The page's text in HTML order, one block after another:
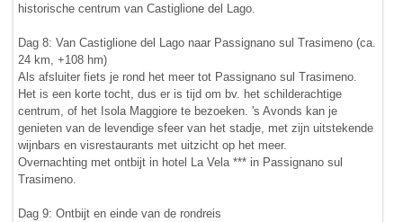
historische centrum van Castiglione del Lago.
Dag 8: Van Castiglione del Lago naar Passignano sul Trasimeno (ca.
24 km, +108 hm)
Als afsluiter fiets je rond het meer tot Passignano sul Trasimeno.
Het is een korte tocht, dus er is tijd om bv. het schilderachtige
centrum, of het Isola Maggiore te bezoeken. 's Avonds kan je
genieten van de levendige sfeer van het stadje, met zijn uitstekende
wijnbars en visrestaurants met uitzicht op het meer.
Overnachting met ontbijt in hotel La Vela *** in Passignano sul
Trasimeno.
Dag 9: Ontbijt en einde van de rondreis